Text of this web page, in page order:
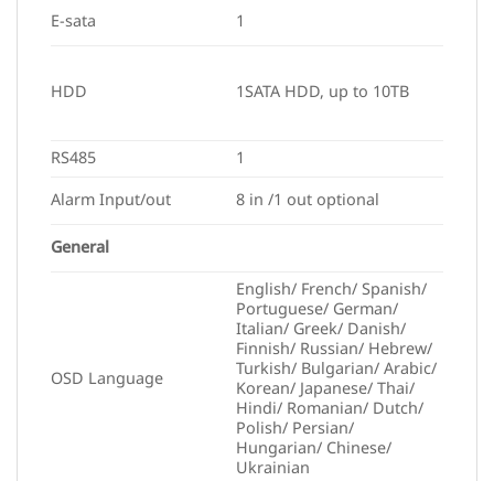
E-sata 1
HDD 1SATA HDD, up to 10TB
RS485
1
Alarm Input/out
8 in /1 out optional
General
OSD Language
English/ French/ Spanish/
Portuguese/ German/
Italian/ Greek/ Danish/
Finnish/ Russian/ Hebrew/
Turkish/ Bulgarian/ Arabic/
Korean/ Japanese/ Thai/
Hindi/ Romanian/ Dutch/
Polish/ Persian/
Hungarian/ Chinese/
Ukrainian